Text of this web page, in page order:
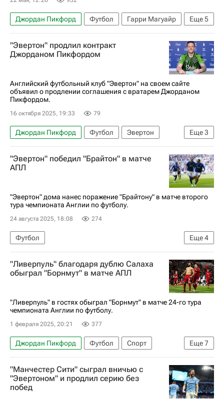
Еще5
Джордан Пикфорд Футбол
Гарри Магуайр
Дин Хендерсон
Манчестер Юнайтед
Челси
Астон Вилла ЧМ по футболу 2026
"Эвертон" продлил контракт
Джорданом Пикфордом
Английский футбольный клуб "Эвертон" на своем сайте
объявил о продлении соглашения с вратарем Джорданом
Пикфордом.
16 октября 2025, 19:33 79
Еще3
Джордан Пикфорд Футбол
Эвертон
Сандерленд
Брэдфорд Сити Спорт
"Эвертон" победил "Брайтон" в матче
АПЛ
"Эвертон" дома нанес поражение "Брайтону" в матче второго
тура чемпионата Англии по футболу.
24 августа 2025, 18:08 274
Еще4
Футбол
АПЛ 2026-2027 (Чемпионат Англии по футболу)
Джек Грилиш
Эвертон
"Ливерпуль" благодаря дублю Салаха
обыграл "Борнмут" в матче АПЛ
"Ливерпуль" в гостях обыграл "Борнмут" в матче 24-го тура
чемпионата Англии по футболу.
1 февраля 2025, 20:21 377
Еще7
Джордан Пикфорд Футбол
Спорт
Англия
Мохамед Салах
Эрлинг Холанд
Ливерпуль
Борнмут
Эвертон
АПЛ 2026-2027 (Чемпионат Англии по футболу)
"Манчестер Сити" сыграл вничью с
"Эвертоном" и продлил серию без
побед